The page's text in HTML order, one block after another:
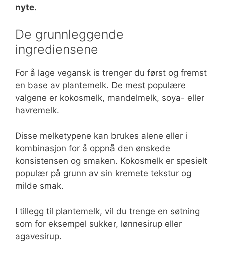
nyte.
De grunnleggende
ingrediensene
For å lage vegansk is trenger du først og fremst
en base av plantemelk. De mest populære
valgene er kokosmelk, mandelmelk, soya- eller
havremelk.
Disse melketypene kan brukes alene eller i
kombinasjon for å oppnå den ønskede
konsistensen og smaken. Kokosmelk er spesielt
populær på grunn av sin kremete tekstur og
milde smak.
I tillegg til plantemelk, vil du trenge en søtning
som for eksempel sukker, lønnesirup eller
agavesirup.